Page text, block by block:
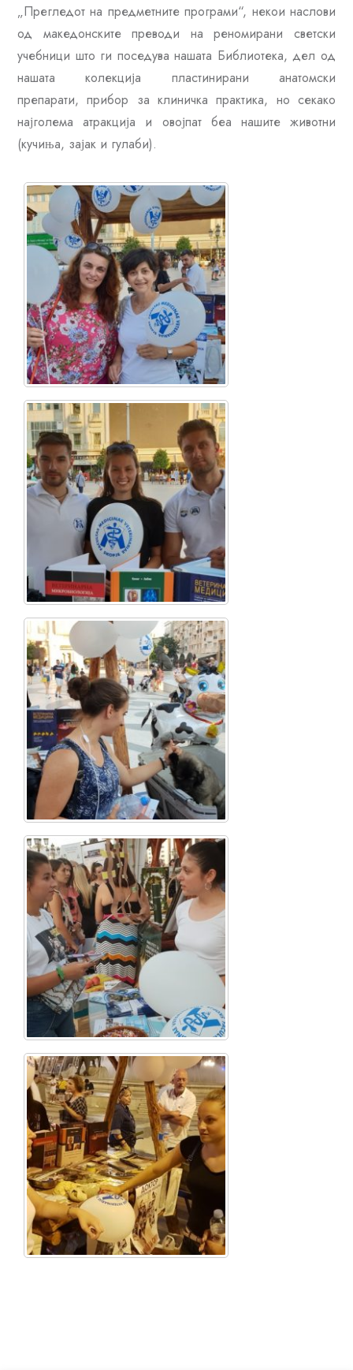
„Прегледот на предметните програми“, некои наслови
од македонските преводи на реномирани светски
учебници што ги поседува нашата Библиотека, дел од
нашата колекција пластинирани анатомски
препарати, прибор за клиничка практика, но секако
најголема атракција и овојпат беа нашите животни
(кучиња, зајак и гулаби).